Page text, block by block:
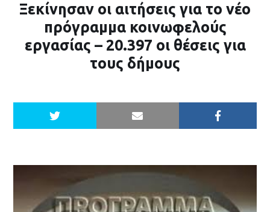
Ξεκίνησαν οι αιτήσεις για το νέο
πρόγραμμα κοινωφελούς
εργασίας – 20.397 οι θέσεις για
τους δήμους